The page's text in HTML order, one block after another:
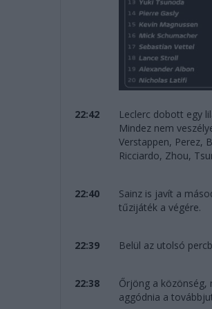
22:42
Leclerc dobott egy
Mindez nem
Verstappen, Perez,
Ricciardo, Zhou,
22:40
Sainz is javít a
tűzijáték a végére.
22:39 Belül az utolsó
22:38
Őrjöng a közönség,
aggódnia a